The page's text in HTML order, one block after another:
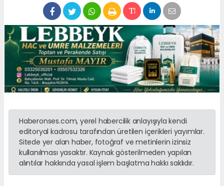
Haberonses.com, yerel habercilik anlayışıyla kendi
editoryal kadrosu tarafından üretilen içerikleri yayımlar.
Sitede yer alan haber, fotoğraf ve metinlerin izinsiz
kullanılması yasaktır. Kaynak gösterilmeden yapılan
alıntılar hakkında yasal işlem başlatma hakkı saklıdır.